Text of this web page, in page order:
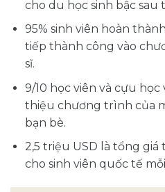
cho du học sinh bậc sau
95% sinh viên hoàn
tiếp thành công vào
sĩ.
9/10 học viên và cựu học
thiệu chương trình của
bạn bè.
2,5 triệu USD là tổng
cho sinh viên quốc tế